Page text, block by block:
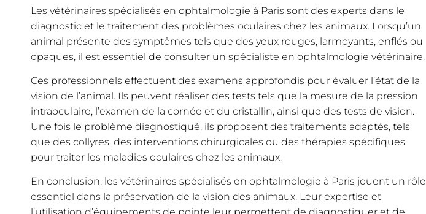
Les vétérinaires spécialisés en ophtalmologie à Paris sont des experts dans le
diagnostic et le traitement des problèmes oculaires chez les animaux. Lorsqu’un
animal présente des symptômes tels que des yeux rouges, larmoyants, enflés ou
opaques, il est essentiel de consulter un spécialiste en ophtalmologie vétérinaire.
Ces professionnels effectuent des examens approfondis pour évaluer l’état de la
vision de l’animal. Ils peuvent réaliser des tests tels que la mesure de la pression
intraoculaire, l’examen de la cornée et du cristallin, ainsi que des tests de vision.
Une fois le problème diagnostiqué, ils proposent des traitements adaptés, tels
que des collyres, des interventions chirurgicales ou des thérapies spécifiques
pour traiter les maladies oculaires chez les animaux.
En conclusion, les vétérinaires spécialisés en ophtalmologie à Paris jouent un rôle
essentiel dans la préservation de la vision des animaux. Leur expertise et